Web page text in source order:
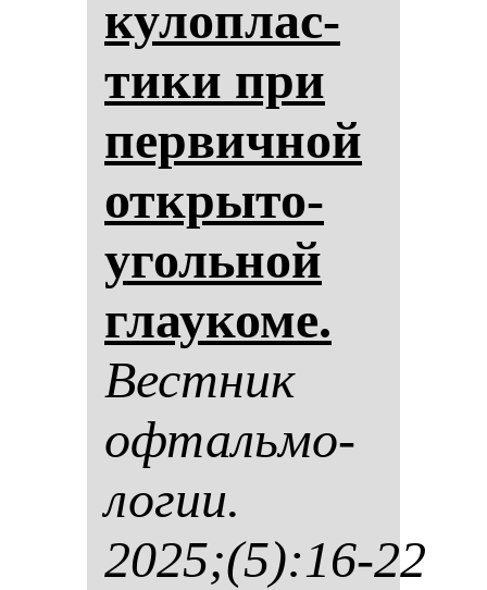
ку­лоп­лас­
ти­ки при
пер­вич­ной
от­кры­то­
уголь­ной
гла­уко­ме.
Вес­тник
оф­таль­мо­
ло­гии.
2025;(5):16-22